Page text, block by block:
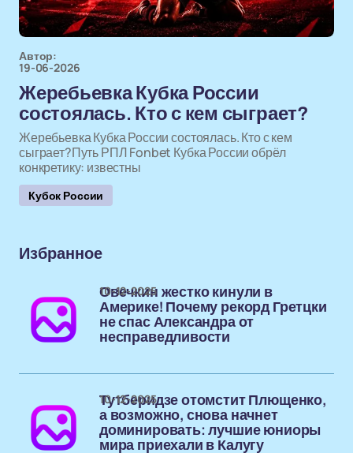
Автор:
19-06-2026
Жеребьевка Кубка России
состоялась. Кто с кем сыграет?
Жеребьевка Кубка России состоялась. Кто с кем
сыграет?Путь РПЛ Fonbet Кубка России обрёл
конкретику: известны
Кубок России
Избранное
Овечкин жестко кинули в
Америке! Почему рекорд Гретцки
не спас Александра от
несправедливости
10-12-2025
Тутберидзе отомстит Плющенко,
а возможно, снова начнет
доминировать: лучшие юниоры
мира приехали в Калугу
10-12-2025